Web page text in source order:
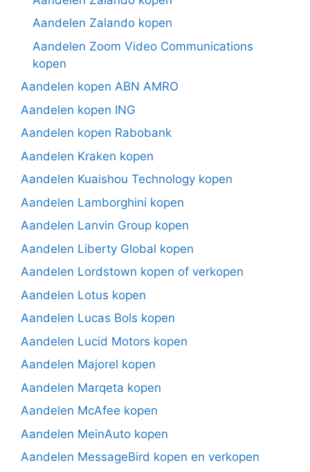
Aandelen Zalando kopen
Aandelen Zoom Video Communications
kopen
Aandelen kopen ABN AMRO
Aandelen kopen ING
Aandelen kopen Rabobank
Aandelen Kraken kopen
Aandelen Kuaishou Technology kopen
Aandelen Lamborghini kopen
Aandelen Lanvin Group kopen
Aandelen Liberty Global kopen
Aandelen Lordstown kopen of verkopen
Aandelen Lotus kopen
Aandelen Lucas Bols kopen
Aandelen Lucid Motors kopen
Aandelen Majorel kopen
Aandelen Marqeta kopen
Aandelen McAfee kopen
Aandelen MeinAuto kopen
Aandelen MessageBird kopen en verkopen